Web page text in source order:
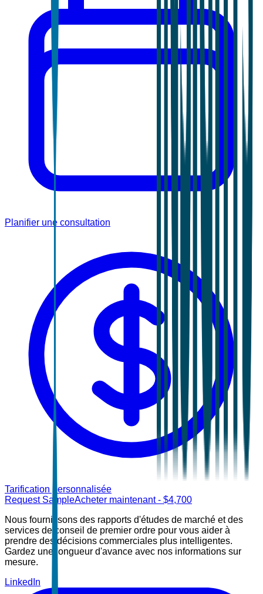
Planifier une consultation
Tarification personnalisée
Request SampleAcheter maintenant- $4,700
Nous fournissons des rapports d'études de marché et des
services de conseil de premier ordre pour vous aider à
prendre des décisions commerciales plus intelligentes.
Gardez une longueur d'avance avec nos informations sur
mesure.
LinkedIn